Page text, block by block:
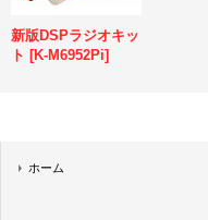
新版DSPラジオキッ
ト [K-M6952Pi]
ホーム